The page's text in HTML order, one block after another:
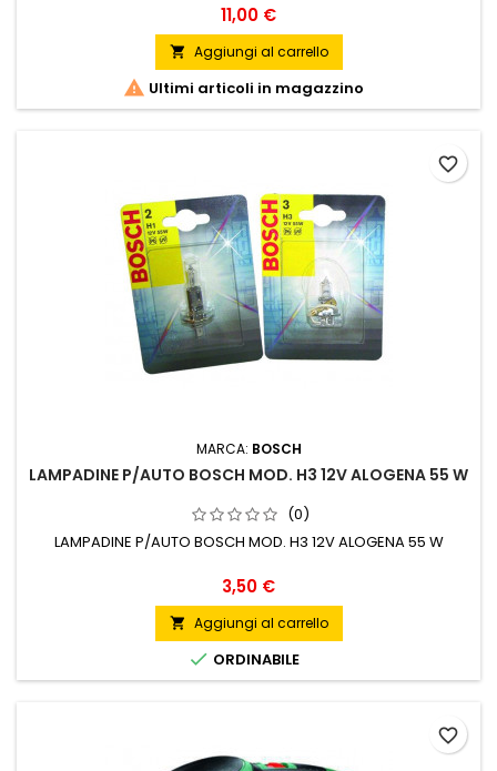
Prezzo
11,00 €
 Aggiungi al carrello
 Ultimi articoli in magazzino
MARCA: BOSCH
LAMPADINE P/AUTO BOSCH MOD. H3 12V ALOGENA 55 W
(0)
LAMPADINE P/AUTO BOSCH MOD. H3 12V ALOGENA 55 W
Prezzo
3,50 €
 Aggiungi al carrello
 ORDINABILE
favorite_border
favorite_border